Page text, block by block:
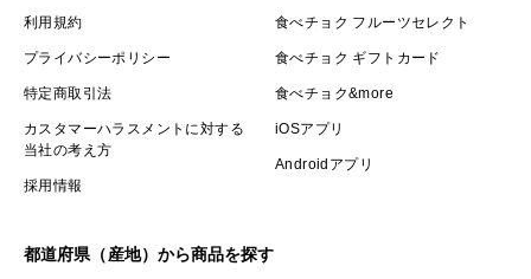
利用規約
プライバシーポリシー
特定商取引法
カスタマーハラスメントに対する
当社の考え方
採用情報
食べチョク フルーツセレクト
食べチョク ギフトカード
食べチョク&more
iOSアプリ
Androidアプリ
都道府県（産地）から商品を探す